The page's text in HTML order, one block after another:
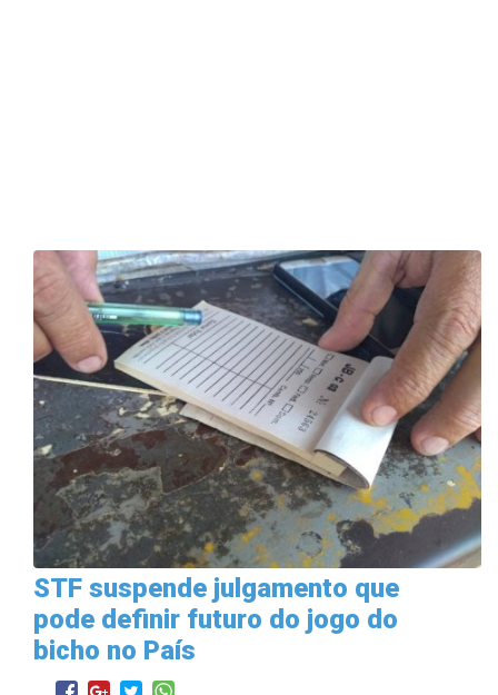
STF suspende julgamento que
pode definir futuro do jogo do
bicho no País